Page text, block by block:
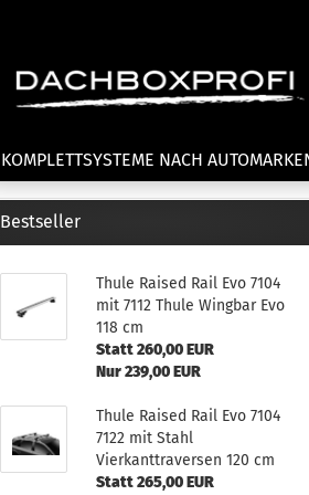
KOMPLETTSYSTEME NACH
Dachfahrradträger
Heckklappenfahrradträger
Anhängekupplungsträger
E-Bike Fahrradträger
Thule
Clamp
mit
Bestseller
Thule Raised Rail Evo 7104
mit 7112 Thule Wingbar Evo
118 cm
Statt 260,00 EUR
Nur 239,00 EUR
Thule Raised Rail Evo 7104
7122 mit Stahl
Vierkanttraversen 120 cm
Statt 265,00 EUR